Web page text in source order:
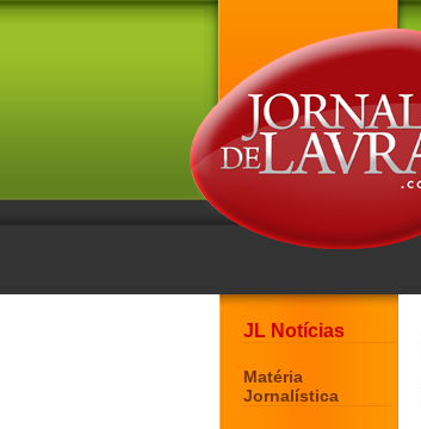
JL Notícias
Matéria
Jornalística